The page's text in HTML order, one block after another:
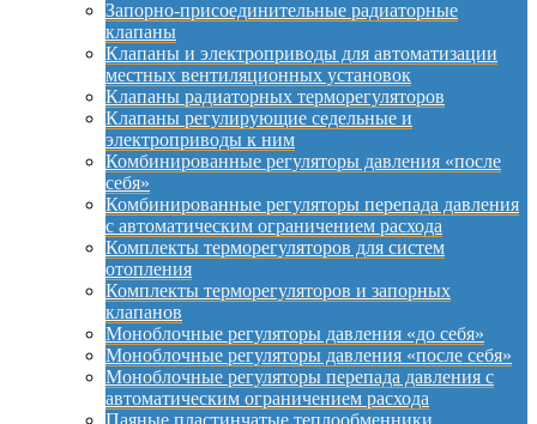
Запорно-присоединительные радиаторные
клапаны
Клапаны и электроприводы для автоматизации
местных вентиляционных установок
Клапаны радиаторных терморегуляторов
Клапаны регулирующие седельные и
электроприводы к ним
Комбинированные регуляторы давления «после
себя»
Комбинированные регуляторы перепада давления
с автоматическим ограничением расхода
Комплекты терморегуляторов для систем
отопления
Комплекты терморегуляторов и запорных
клапанов
Моноблочные регуляторы давления «до себя»
Моноблочные регуляторы давления «после себя»
Моноблочные регуляторы перепада давления с
автоматическим ограничением расхода
Паяные пластинчатые теплообменники